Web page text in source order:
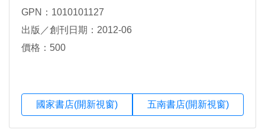
GPN：1010101127
出版／創刊日期：2012-06
價格：500
國家書店(開新視窗) 五南書店(開新視窗)